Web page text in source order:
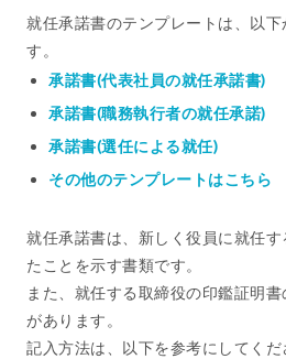
就任承諾書のテンプレートは、以
す。
承諾書(代表社員の就任承諾書)
承諾書(職務執行者の就任承諾)
承諾書(選任による就任)
その他のテンプレートはこちら
就任承諾書は、新しく役員に就任
たことを示す書類です。
また、就任する取締役の印鑑証明
があります。
記入方法は、以下を参考にしてくだ